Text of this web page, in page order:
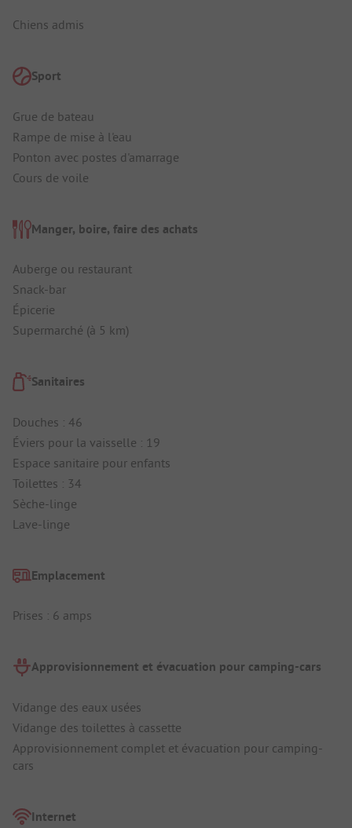
Chiens admis
Sport
Grue de bateau
Rampe de mise à l'eau
Ponton avec postes d'amarrage
Cours de voile
Manger, boire, faire des achats
Auberge ou restaurant
Snack-bar
Épicerie
Supermarché (à 5 km)
Sanitaires
Douches : 46
Éviers pour la vaisselle : 19
Espace sanitaire pour enfants
Toilettes : 34
Sèche-linge
Lave-linge
Emplacement
Prises : 6 amps
Approvisionnement et évacuation pour camping-cars
Vidange des eaux usées
Vidange des toilettes à cassette
Approvisionnement complet et évacuation pour camping-
cars
Internet